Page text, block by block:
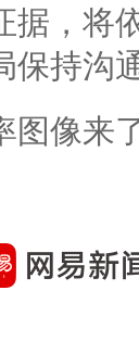
据，将
保持沟
图像来